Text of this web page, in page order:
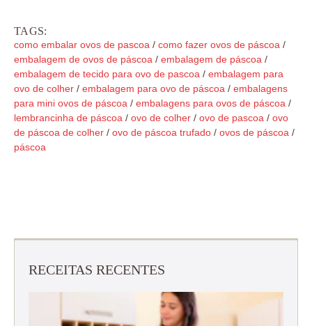
TAGS:
como embalar ovos de pascoa / como fazer ovos de páscoa /
embalagem de ovos de páscoa / embalagem de páscoa /
embalagem de tecido para ovo de pascoa / embalagem para
ovo de colher / embalagem para ovo de páscoa / embalagens
para mini ovos de páscoa / embalagens para ovos de páscoa /
lembrancinha de páscoa / ovo de colher / ovo de pascoa / ovo
de páscoa de colher / ovo de páscoa trufado / ovos de páscoa /
páscoa
RECEITAS RECENTES